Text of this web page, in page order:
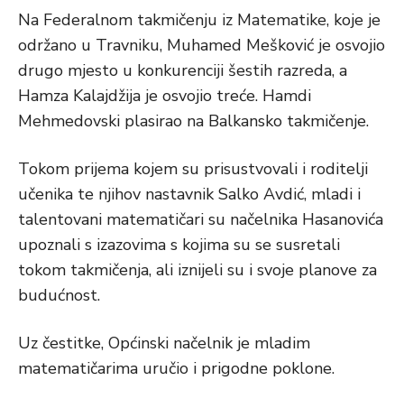
Na Federalnom takmičenju iz Matematike, koje je
održano u Travniku, Muhamed Mešković je osvojio
drugo mjesto u konkurenciji šestih razreda, a
Hamza Kalajdžija je osvojio treće. Hamdi
Mehmedovski plasirao na Balkansko takmičenje.
Tokom prijema kojem su prisustvovali i roditelji
učenika te njihov nastavnik Salko Avdić, mladi i
talentovani matematičari su načelnika Hasanovića
upoznali s izazovima s kojima su se susretali
tokom takmičenja, ali iznijeli su i svoje planove za
budućnost.
Uz čestitke, Općinski načelnik je mladim
matematičarima uručio i prigodne poklone.